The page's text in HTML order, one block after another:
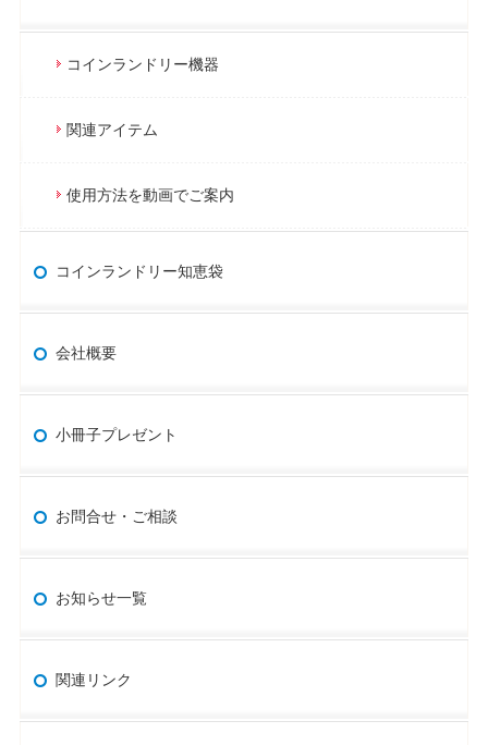
コインランドリー機器
関連アイテム
使用方法を動画でご案内
コインランドリー知恵袋
会社概要
小冊子プレゼント
お問合せ・ご相談
お知らせ一覧
関連リンク